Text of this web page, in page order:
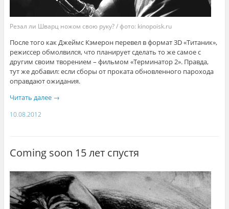
Резал ли Шварц ножом свою руку? / фото: kinopoisk.ru
После того как Джеймс Кэмерон перевел в формат 3D «Титаник»,
режиссер обмолвился, что планирует сделать то же самое с
другим своим творением – фильмом «Терминатор 2». Правда,
тут же добавил: если сборы от проката обновленного парохода
оправдают ожидания.
Читать далее →
10.08.2012
Coming soon 15 лет спустя